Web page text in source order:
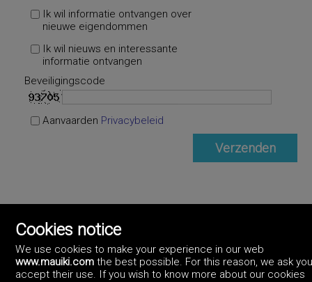
Ik wil informatie ontvangen over
nieuwe eigendommen
Ik wil nieuws en interessante
informatie ontvangen
Beveiligingscode
Aanvaarden Privacybeleid
Cookies notice
We use cookies to make your experience in our web
www.mauiki.com the best possible. For this reason, we ask
accept their use. If you wish to know more about our cookies